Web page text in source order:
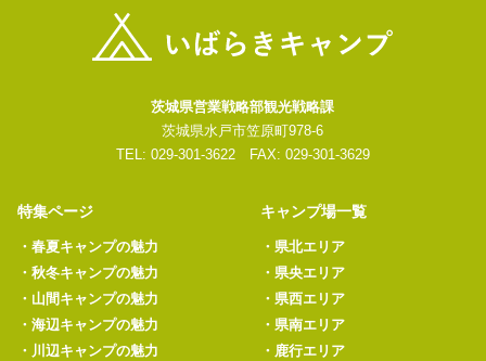
茨城県営業戦略部観光戦略課
茨城県水戸市笠原町978-6
TEL: 029-301-3622 FAX: 029-301-3629
特集ページ
・ 春夏キャンプの魅力
・ 秋冬キャンプの魅力
・ 山間キャンプの魅力
・ 海辺キャンプの魅力
・ 川辺キャンプの魅力
キャンプ場一覧
・ 県北エリア
・ 県央エリア
・ 県西エリア
・ 県南エリア
・ 鹿行エリア